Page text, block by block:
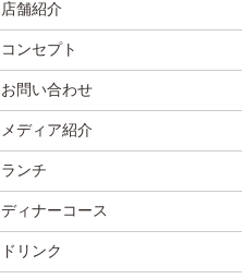
店舗紹介
コンセプト
お問い合わせ
メディア紹介
ランチ
ディナーコース
ドリンク